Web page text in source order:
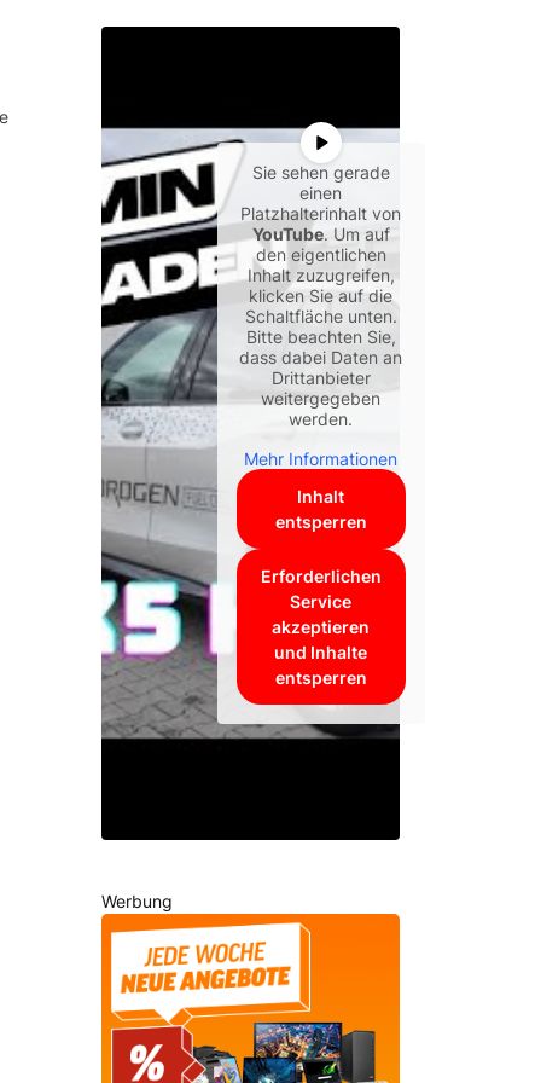
Sie sehen gerade
einen
Platzhalterinhalt von
YouTube. Um auf
den eigentlichen
Inhalt zuzugreifen,
klicken Sie auf die
Schaltfläche unten.
Bitte beachten Sie,
dass dabei Daten an
Drittanbieter
weitergegeben
werden.
Mehr Informationen
Inhalt
entsperren
Erforderlichen
Service
akzeptieren
und Inhalte
entsperren
Werbung